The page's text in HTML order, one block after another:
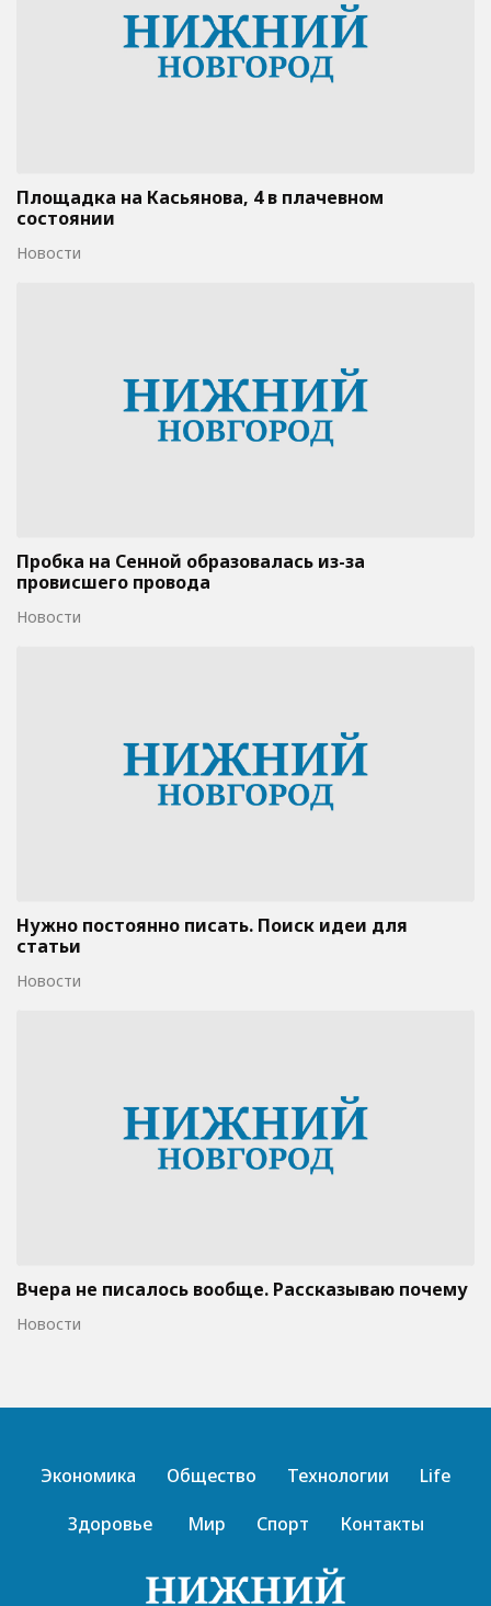
Площадка на Касьянова, 4 в плачевном
состоянии
Новости
Пробка на Сенной образовалась из-за
провисшего провода
Новости
Нужно постоянно писать. Поиск идеи для
статьи
Новости
Вчера не писалось вообще. Рассказываю почему
Новости
Экономика Общество Технологии
Life
Здоровье
Мир Спорт Контакты